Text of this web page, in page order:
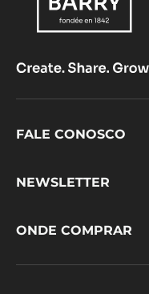
Footer
FALE CONOSCO
NEWSLETTER
ONDE COMPRAR